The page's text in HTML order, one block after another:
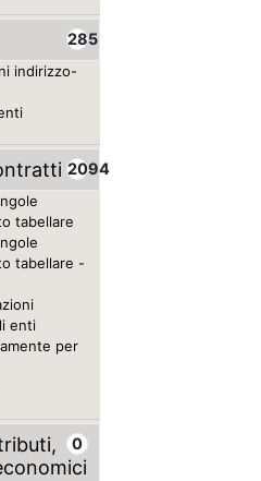
285
indirizzo-
2094
tabellare
tabellare -
enti
per
0